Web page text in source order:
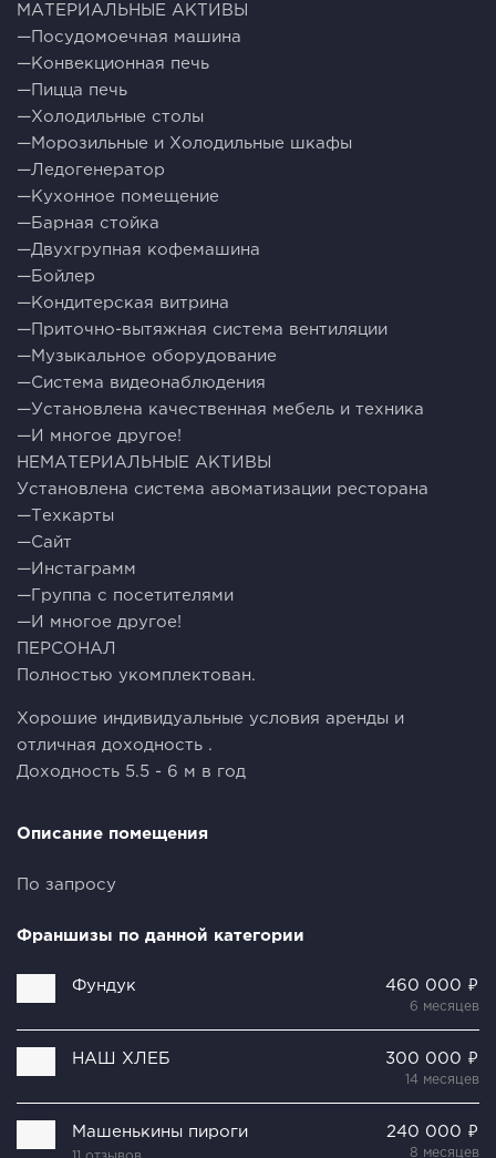
МАТЕРИАЛЬНЫЕ АКТИВЫ
—Посудомоечная машина
—Конвекционная печь
—Пицца печь
—Холодильные столы
—Морозильные и Холодильные шкафы
—Ледогенератор
—Кухонное помещение
—Барная стойка
—Двухгрупная кофемашина
—Бойлер
—Кондитерская витрина
—Приточно-вытяжная система вентиляции
—Музыкальное оборудование
—Система видеонаблюдения
—Установлена качественная мебель и техника
—И многое другое!
НЕМАТЕРИАЛЬНЫЕ АКТИВЫ
Установлена система авоматизации ресторана
—Техкарты
—Сайт
—Инстаграмм
—Группа с посетителями
—И многое другое!
ПЕРСОНАЛ
Полностью укомплектован.
Хорошие индивидуальные условия аренды и
отличная доходность .
Доходность 5.5 - 6 м в год
Описание помещения
По запросу
Франшизы по данной категории
Фундук 460 000 ₽
6 месяцев
НАШ ХЛЕБ 300 000 ₽
14 месяцев
Машенькины пироги 240 000 ₽
8 месяцев